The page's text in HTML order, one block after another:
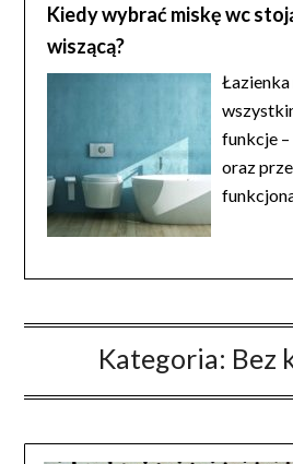
Kiedy wybrać miskę wc
wiszącą?
funkcje
oraz
Kategoria: Bez